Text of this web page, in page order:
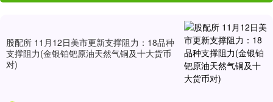
股配所 11月12日美市更新支撑阻力：18品种
支撑阻力(金银铂钯原油天然气铜及十大货币
对)